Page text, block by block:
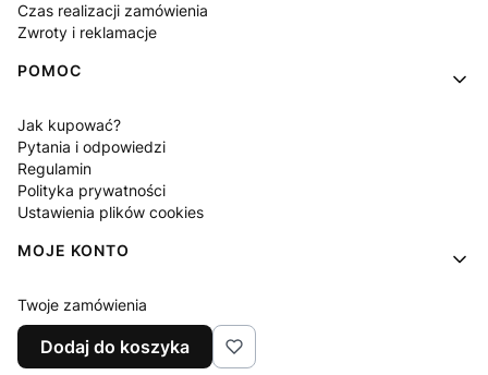
Czas realizacji zamówienia
Zwroty i reklamacje
POMOC
Jak kupować?
Pytania i odpowiedzi
Regulamin
Polityka prywatności
Ustawienia plików cookies
MOJE KONTO
Twoje zamówienia
Ustawienia konta
Ulubione
Dodaj do koszyka